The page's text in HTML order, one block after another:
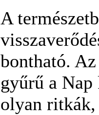
A
bontható.
gyűrű a
olyan ritkák,